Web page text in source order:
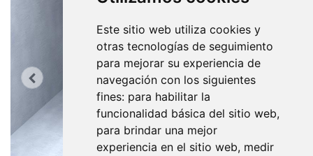
Este sitio web utiliza cookies y
otras tecnologías de seguimiento
para mejorar su experiencia de
navegación con los siguientes
fines: para habilitar la
funcionalidad básica del sitio web,
para brindar una mejor
experiencia en el sitio web, medir